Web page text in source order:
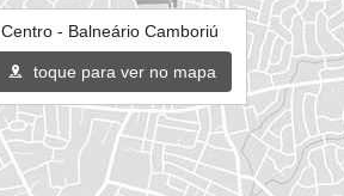
Centro - Balneário Camboriú
toque para ver no mapa